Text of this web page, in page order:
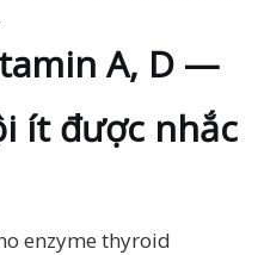
A, D —
ít được nhắc
enzyme thyroid